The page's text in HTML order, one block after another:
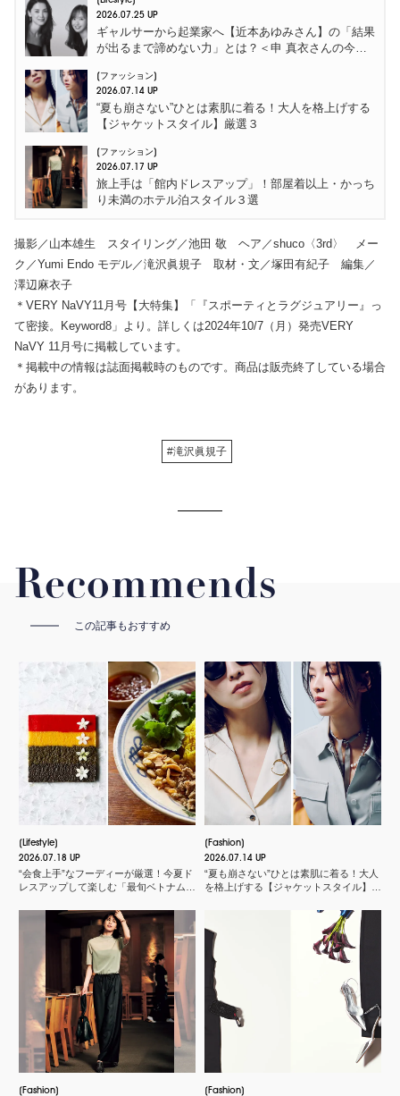
2026.07.25 UP
ギャルサーから起業家へ【近本あゆみさん】の「結果
が出るまで諦めない力」とは？＜申 真衣さんの今、
ファッション
2026.07.14 UP
“夏も崩さない”ひとは素肌に着る！大人を格上げする
【ジャケットスタイル】厳選３
ファッション
2026.07.17 UP
旅上手は「館内ドレスアップ」！部屋着以上・かっち
り未満のホテル泊スタイル３選
撮影／山本雄生 スタイリング／池田 敬 ヘア／shuco〈3rd〉 メー
ク／Yumi Endo モデル／滝沢眞規子 取材・文／塚田有紀子 編集／
澤辺麻衣子
＊VERY NaVY11月号【大特集】「『スポーティとラグジュアリー』っ
て密接。Keyword8」より。詳しくは2024年10/7（月）発売VERY
NaVY 11月号に掲載しています。
＊掲載中の情報は誌面掲載時のものです。商品は販売終了している場合
があります。
#滝沢眞規子
Recommends
この記事もおすすめ
Lifestyle
2026.07.18 UP
“会食上手”なフーディーが厳選！今夏ド
レスアップして楽しむ「最旬ベトナム料
Fashion
2026.07.14 UP
“夏も崩さない”ひとは素肌に着る！大人
を格上げする【ジャケットスタイル】厳
Fashion
Fashion